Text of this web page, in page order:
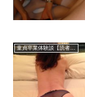
童貞卒業体験談【読者投稿】